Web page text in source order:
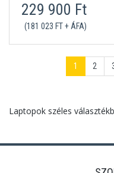
229 900 Ft
(181 023 FT + ÁFA)
1 2
Laptopok széles